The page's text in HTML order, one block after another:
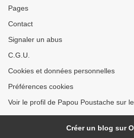
Pages
Contact
Signaler un abus
C.G.U.
Cookies et données personnelles
Préférences cookies
Voir le profil de Papou Poustache sur
Créer un blog sur